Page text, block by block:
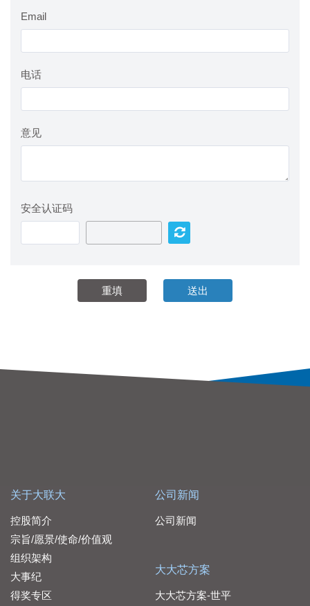
Email
电话
意见
安全认证码
关于大联大
控股简介
宗旨/愿景/使命/价值观
组织架构
大事纪
得奖专区
公司新闻
公司新闻
大大芯方案
大大芯方案-世平